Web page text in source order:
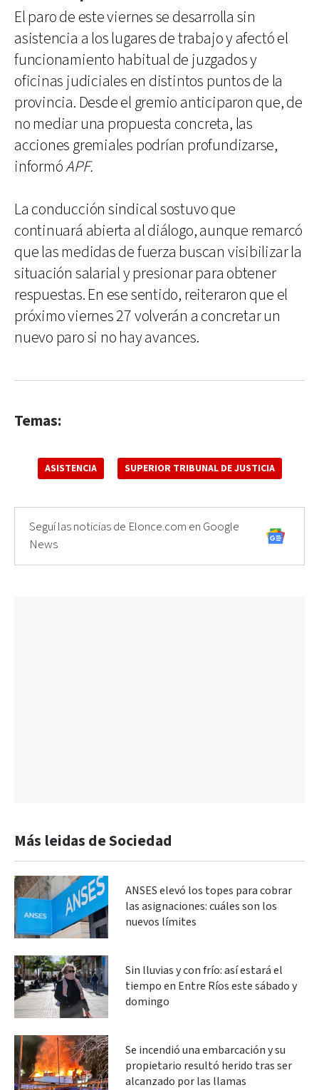
El paro de este viernes se desarrolla sin
asistencia a los lugares de trabajo y afectó el
funcionamiento habitual de juzgados y
oficinas judiciales en distintos puntos de la
provincia. Desde el gremio anticiparon que, de
no mediar una propuesta concreta, las
acciones gremiales podrían profundizarse,
informóAPF.
La conducción sindical sostuvo que
continuará abierta al diálogo, aunque remarcó
que las medidas de fuerza buscan visibilizar la
situación salarial y presionar para obtener
respuestas. En ese sentido, reiteraron que el
próximo viernes 27 volverán a concretar un
nuevo paro si no hay avances.
Temas:
ASISTENCIA SUPERIOR TRIBUNAL DE JUSTICIA
Seguí las noticias de Elonce.com en Google
News
Más leidas de Sociedad
ANSES elevó los topes para cobrar
las asignaciones: cuáles son los
nuevos límites
Sin lluvias y con frío: así estará el
tiempo en Entre Ríos este sábado y
domingo
Se incendió una embarcación y su
propietario resultó herido tras ser
alcanzado por las llamas